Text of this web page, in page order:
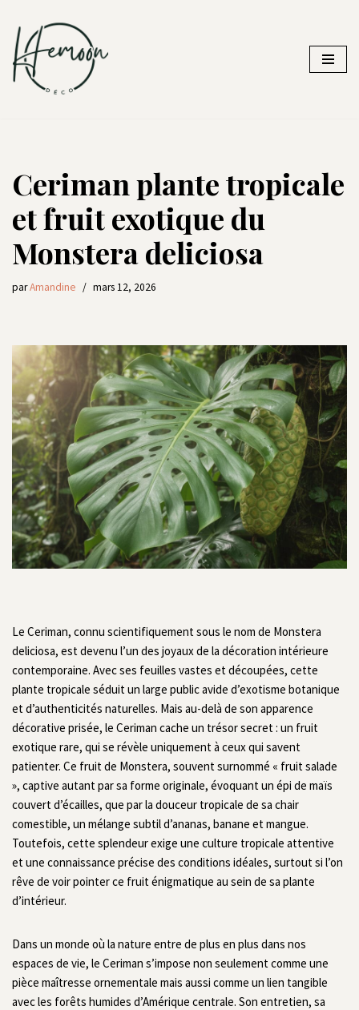
Aller
au
contenu
Ceriman plante tropicale
et fruit exotique du
Monstera deliciosa
parAmandine mars 12, 2026
Le Ceriman, connu scientifiquement sous le nom de Monstera
deliciosa, est devenu l’un des joyaux de la décoration intérieure
contemporaine. Avec ses feuilles vastes et découpées, cette
plante tropicale séduit un large public avide d’exotisme botanique
et d’authenticités naturelles. Mais au-delà de son apparence
décorative prisée, le Ceriman cache un trésor secret : un fruit
exotique rare, qui se révèle uniquement à ceux qui savent
patienter. Ce fruit de Monstera, souvent surnommé « fruit salade
», captive autant par sa forme originale, évoquant un épi de maïs
couvert d’écailles, que par la douceur tropicale de sa chair
comestible, un mélange subtil d’ananas, banane et mangue.
Toutefois, cette splendeur exige une culture tropicale attentive
et une connaissance précise des conditions idéales, surtout si l’on
rêve de voir pointer ce fruit énigmatique au sein de sa plante
d’intérieur.
Dans un monde où la nature entre de plus en plus dans nos
espaces de vie, le Ceriman s’impose non seulement comme une
pièce maîtresse ornementale mais aussi comme un lien tangible
avec les forêts humides d’Amérique centrale. Son entretien, sa